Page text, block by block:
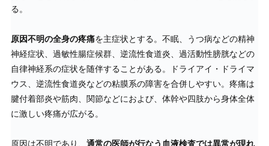
る。
原因不明の全身の疼痛を主症状とする。不眠、うつ病などの精神
神経症状、過敏性腸症候群、逆流性食道炎、過活動性膀胱などの
自律神経系の症状を随伴することがある。ドライアイ・ドライマ
ウス、逆流性食道炎などの粘膜系の障害を合併しやすい。疼痛は
腱付着部炎や筋肉、関節などにおよび、体幹や四肢から身体全体
に激しい疼痛が広がる。
原因は不明であり、 通常の医師が行なう血液検査では異常が現れ